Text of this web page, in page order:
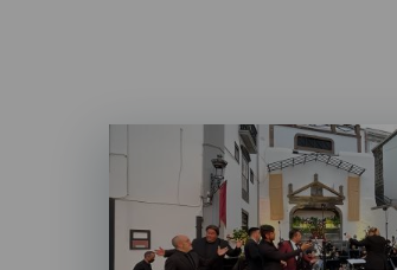
Listado